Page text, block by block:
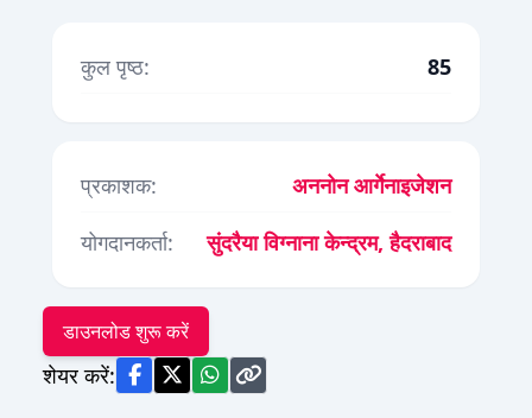
कुल पृष्ठ: 85
प्रकाशक:
अननोन आर्गेनाइजेशन
योगदानकर्ता:
सुंदरैया विग्नाना केन्द्रम, हैदराबाद
डाउनलोड शुरू करें
शेयर करें: